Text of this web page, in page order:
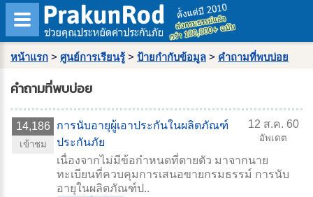
หน้าแรก > ศูนย์การเรียนรู้ > ป้ายกำกับข้อมูล > คำถามที่พบบ่อย
คำถามที่พบบ่อย
14,186
เข้าชม
การนับอายุผู้เอาประกันในผลิตภัณฑ์
ประกันภัย
12 ส.ค. 60
อัพเดต
เนื่องจากไม่มีข้อกำหนดที่ตายตัว มาจากนาย
ทะเบียนที่ควบคุมการเสนอขายกรมธรรม์ การนับ
อายุในผลิตภัณฑ์ป..